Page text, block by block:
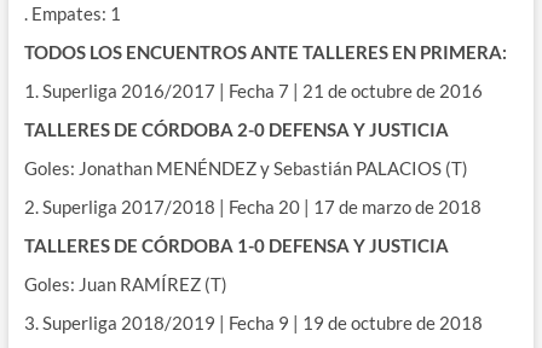
. Empates: 1
TODOS LOS ENCUENTROS ANTE TALLERES EN PRIMERA:
1. Superliga 2016/2017 | Fecha 7 | 21 de octubre de 2016
TALLERES DE CÓRDOBA 2-0 DEFENSA Y JUSTICIA
Goles: Jonathan MENÉNDEZ y Sebastián PALACIOS (T)
2. Superliga 2017/2018 | Fecha 20 | 17 de marzo de 2018
TALLERES DE CÓRDOBA 1-0 DEFENSA Y JUSTICIA
Goles: Juan RAMÍREZ (T)
3. Superliga 2018/2019 | Fecha 9 | 19 de octubre de 2018